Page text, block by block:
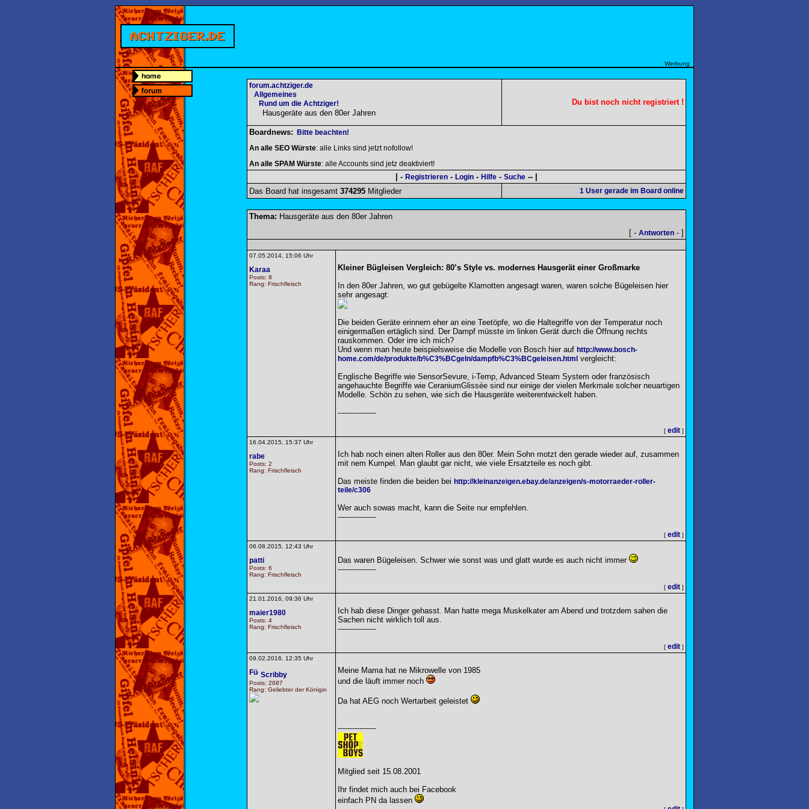
Werbung
forum.achtziger.de
Allgemeines
Rund um die Achtziger!
Hausgeräte aus den 80er Jahren
Du bist noch nicht registriert !
Boardnews:
Bitte beachten!
An alle SEO Würste: alle Links sind jetzt nofollow!
An alle SPAM Würste: alle Accounts sind jetz deaktiviert!
| - Registrieren - Login - Hilfe - Suche -- |
Das Board hat insgesamt 374295 Mitglieder 1 User gerade im Board online
Thema: Hausgeräte aus den 80er Jahren
[ - Antworten - ]
07.05.2014, 15:06 Uhr
Karaa
Posts: 8
Rang: Frischfleisch
Kleiner Bügleisen Vergleich: 80’s Style vs. modernes Hausgerät einer Großmarke
In den 80er Jahren, wo gut gebügelte Klamotten angesagt waren, waren solche Bügeleisen hier
sehr angesagt:
Die beiden Geräte erinnern eher an eine Teetöpfe, wo die Haltegriffe von der Temperatur noch
einigermaßen ertäglich sind. Der Dampf müsste im linken Gerät durch die Öffnung rechts
rauskommen. Oder irre ich mich?
Und wenn man heute beispielsweise die Modelle von Bosch hier auf http://www.bosch-
home.com/de/produkte/b%C3%BCgeln/dampfb%C3%BCgeleisen.html vergleicht:
Englische Begriffe wie SensorSevure, i-Temp, Advanced Steam System oder französisch
angehauchte Begriffe wie CeraniumGlissée sind nur einige der vielen Merkmale solcher neuartigen
Modelle. Schön zu sehen, wie sich die Hausgeräte weiterentwickelt haben.
----------------
[ edit ]
16.04.2015, 15:37 Uhr
rabe
Posts: 2
Rang: Frischfleisch
Ich hab noch einen alten Roller aus den 80er. Mein Sohn motzt den gerade wieder auf, zusammen
mit nem Kumpel. Man glaubt gar nicht, wie viele Ersatzteile es noch gibt.
Das meiste finden die beiden bei http://kleinanzeigen.ebay.de/anzeigen/s-motorraeder-roller-
teile/c306
Wer auch sowas macht, kann die Seite nur empfehlen.
----------------
[ edit ]
06.08.2015, 12:43 Uhr
patti
Posts: 6
Rang: Frischfleisch
Das waren Bügeleisen. Schwer wie sonst was und glatt wurde es auch nicht immer
----------------
[ edit ]
21.01.2016, 09:36 Uhr
maier1980
Posts: 4
Rang: Frischfleisch
Ich hab diese Dinger gehasst. Man hatte mega Muskelkater am Abend und trotzdem sahen die
Sachen nicht wirklich toll aus.
----------------
[ edit ]
09.02.2016, 12:35 Uhr
Scribby
Posts: 2687
Rang: Geliebter der Königin
Meine Mama hat ne Mikrowelle von 1985
und die läuft immer noch
Da hat AEG noch Wertarbeit geleistet
----------------
Mitglied seit 15.08.2001
Ihr findet mich auch bei Facebook
einfach PN da lassen